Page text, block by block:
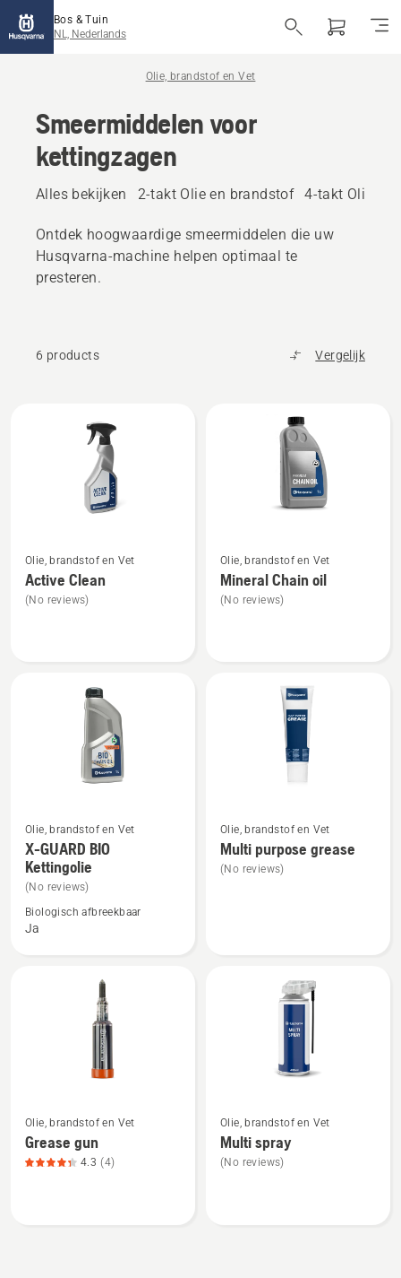
Bos & Tuin
NL, Nederlands
Olie, brandstof en Vet
Smeermiddelen voor
kettingzagen
Alles bekijken 2-takt Olie en brandstof 4-takt Olie en
Ontdek hoogwaardige smeermiddelen die uw
Husqvarna-machine helpen optimaal te
presteren.
6 products Vergelijk
producten
meer
details
over
Olie, brandstof en Vet
Active Clean
(No reviews)
meer
details
over
Olie, brandstof en Vet
Mineral Chain oil
(No reviews)
Bekijk
meer
details
over
GUARD
Olie, brandstof en Vet
X-GUARD BIO
Kettingolie
(No reviews)
Biologisch afbreekbaar
Ja
Bekijk
meer
details
Olie, brandstof en Vet
Multi purpose grease
(No reviews)
meer
details
over
Olie, brandstof en Vet
Grease gun
4.3 (4)
meer
details
over
Olie, brandstof en Vet
Multi spray
(No reviews)